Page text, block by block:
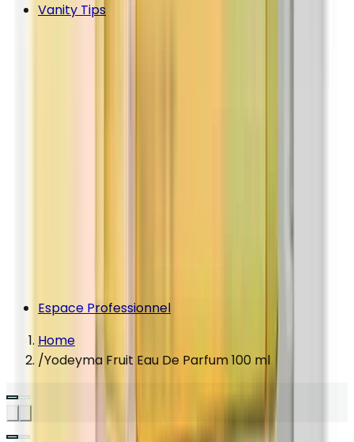
Vanity Tips
Espace Professionnel
Home
/Yodeyma Fruit Eau De Parfum 100 ml